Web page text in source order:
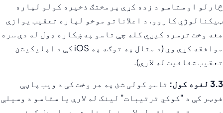
څارلو او ستاسو د زده کړې پرمختګ ذخیره کولو لپاره
ټیکنالوژي کاروو. د اعلاناتو موخو لپاره تعقیب یوازې
هغه وخت ترسره کیږي کله چې تاسو په ښکاره ډول له دې سره
موافقه کړې وي (د مثال په توګه په iOS کې د اپلیکیشن
تعقیب شفافیت له لارې).
3.3 لغوه کول:
تاسو کولی شئ په هر وخت کې د ویب پاڼې
فوټر کې د "کوکي ترتیبات" لینک له لارې یا ستاسو د وسیلې